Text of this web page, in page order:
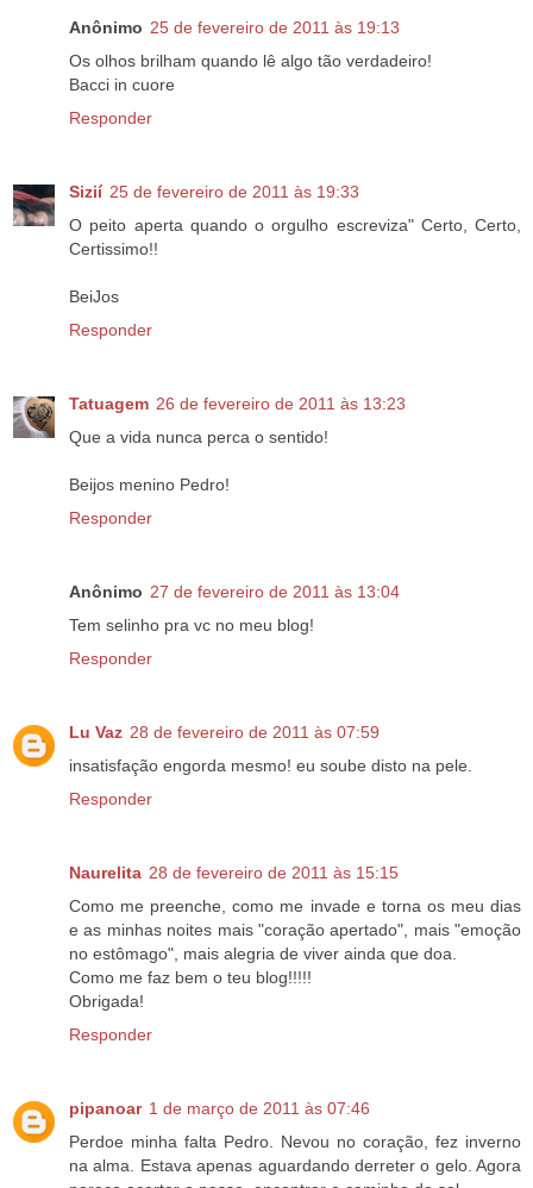
Anônimo 25 de fevereiro de 2011 às 19:13
Os olhos brilham quando lê algo tão verdadeiro!
Bacci in cuore
Responder
Sizií 25 de fevereiro de 2011 às 19:33
O peito aperta quando o orgulho escreviza" Certo, Certo,
Certissimo!!
BeiJos
Responder
Tatuagem 26 de fevereiro de 2011 às 13:23
Que a vida nunca perca o sentido!
Beijos menino Pedro!
Responder
Anônimo 27 de fevereiro de 2011 às 13:04
Tem selinho pra vc no meu blog!
Responder
Lu Vaz 28 de fevereiro de 2011 às 07:59
insatisfação engorda mesmo! eu soube disto na pele.
Responder
Naurelita 28 de fevereiro de 2011 às 15:15
Como me preenche, como me invade e torna os meu dias
e as minhas noites mais "coração apertado", mais "emoção
no estômago", mais alegria de viver ainda que doa.
Como me faz bem o teu blog!!!!!
Obrigada!
Responder
pipanoar 1 de março de 2011 às 07:46
Perdoe minha falta Pedro. Nevou no coração, fez inverno
na alma. Estava apenas aguardando derreter o gelo. Agora